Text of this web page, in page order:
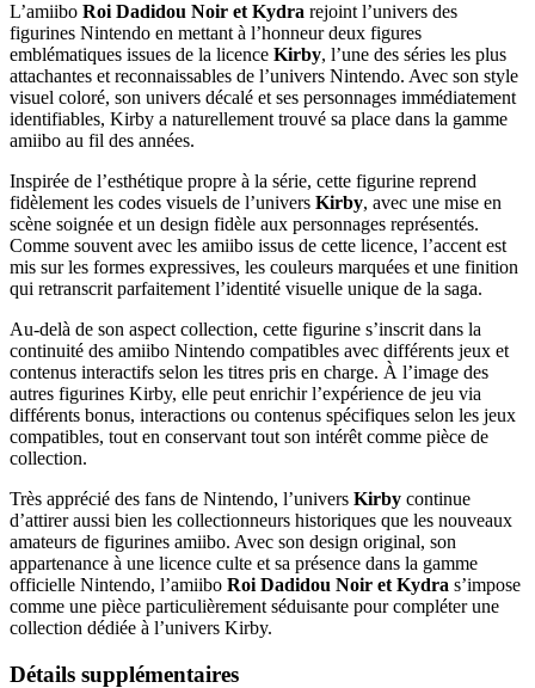
L’amiibo Roi Dadidou Noir et Kydra rejoint l’univers des
figurines Nintendo en mettant à l’honneur deux figures
emblématiques issues de la licence Kirby, l’une des séries les plus
attachantes et reconnaissables de l’univers Nintendo. Avec son style
visuel coloré, son univers décalé et ses personnages immédiatement
identifiables, Kirby a naturellement trouvé sa place dans la gamme
amiibo au fil des années.
Inspirée de l’esthétique propre à la série, cette figurine reprend
fidèlement les codes visuels de l’univers Kirby, avec une mise en
scène soignée et un design fidèle aux personnages représentés.
Comme souvent avec les amiibo issus de cette licence, l’accent est
mis sur les formes expressives, les couleurs marquées et une finition
qui retranscrit parfaitement l’identité visuelle unique de la saga.
Au-delà de son aspect collection, cette figurine s’inscrit dans la
continuité des amiibo Nintendo compatibles avec différents jeux et
contenus interactifs selon les titres pris en charge. À l’image des
autres figurines Kirby, elle peut enrichir l’expérience de jeu via
différents bonus, interactions ou contenus spécifiques selon les jeux
compatibles, tout en conservant tout son intérêt comme pièce de
collection.
Très apprécié des fans de Nintendo, l’univers Kirby continue
d’attirer aussi bien les collectionneurs historiques que les nouveaux
amateurs de figurines amiibo. Avec son design original, son
appartenance à une licence culte et sa présence dans la gamme
officielle Nintendo, l’amiibo Roi Dadidou Noir et Kydra s’impose
comme une pièce particulièrement séduisante pour compléter une
collection dédiée à l’univers Kirby.
Détails supplémentaires